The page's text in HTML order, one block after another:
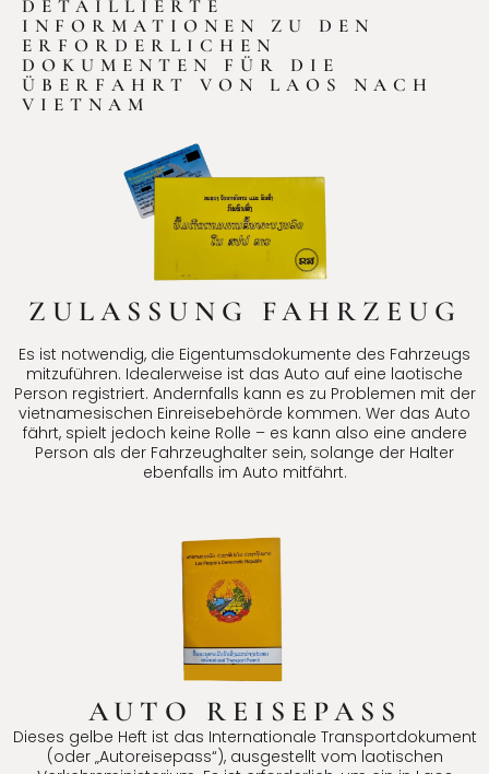
DETAILLIERTE
INFORMATIONEN ZU DEN
ERFORDERLICHEN
DOKUMENTEN FÜR DIE
ÜBERFAHRT VON LAOS NACH
VIETNAM
ZULASSUNG FAHRZEUG
Es ist notwendig, die Eigentumsdokumente des Fahrzeugs
mitzuführen. Idealerweise ist das Auto auf eine laotische
Person registriert. Andernfalls kann es zu Problemen mit der
vietnamesischen Einreisebehörde kommen. Wer das Auto
fährt, spielt jedoch keine Rolle – es kann also eine andere
Person als der Fahrzeughalter sein, solange der Halter
ebenfalls im Auto mitfährt.
AUTO REISEPASS
Dieses gelbe Heft ist das Internationale Transportdokument
(oder „Autoreisepass“), ausgestellt vom laotischen